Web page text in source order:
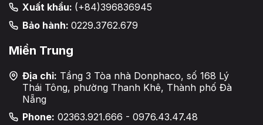
Xuất khẩu: (+84)396836945
Bảo hành: 0229.3762.679
Miền Trung
Địa chỉ: Tầng 3 Tòa nhà Donphaco, số 168 Lý
Thái Tông, phường Thanh Khê, Thành phố Đà
Nẵng
Phone: 02363.921.666 - 0976.43.47.48